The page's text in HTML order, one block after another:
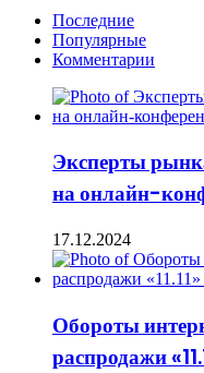
Последние
Популярные
Комментарии
Эксперты
на онлайн-
17.12.2024
Обороты
распродажи